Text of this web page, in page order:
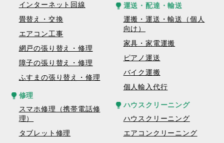
インターネット回線
畳替え・交換
エアコン工事
網戸の張り替え・修理
障子の張り替え・修理
ふすまの張り替え・修理
修理
スマホ修理（携帯電話修
理）
タブレット修理
運送・配達・輸送
運搬・運送・輸送（個人
向け）
家具・家電運搬
ピアノ運送
バイク運搬
個人輸入代行
ハウスクリーニング
ハウスクリーニング
エアコンクリーニング